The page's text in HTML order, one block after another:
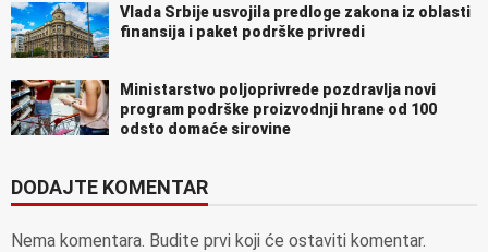
Vlada Srbije usvojila predloge zakona iz oblasti
finansija i paket podrške privredi
Ministarstvo poljoprivrede pozdravlja novi
program podrške proizvodnji hrane od 100
odsto domaće sirovine
DODAJTE KOMENTAR
Nema komentara. Budite prvi koji će ostaviti komentar.